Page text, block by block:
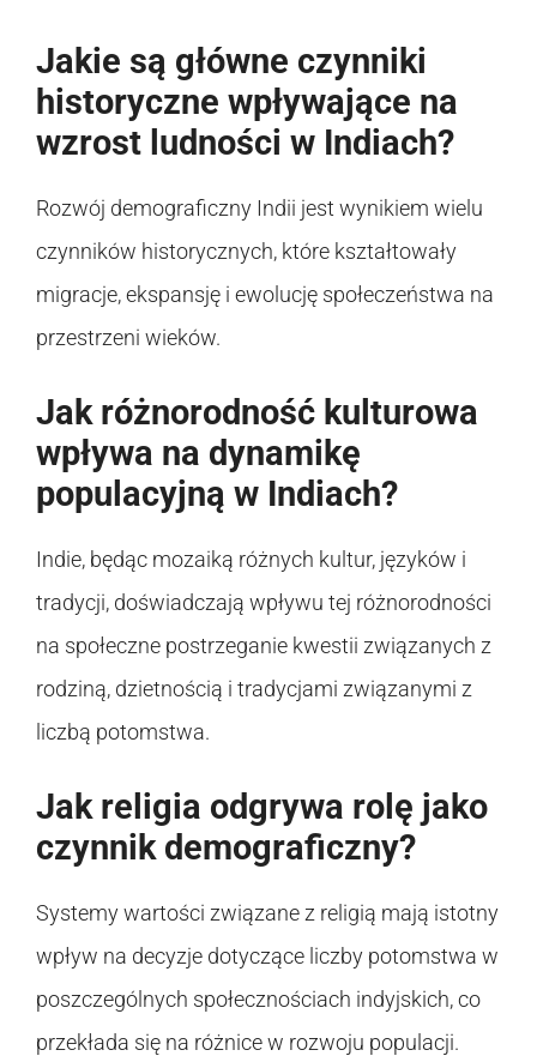
Jakie są główne czynniki
historyczne wpływające na
wzrost ludności w Indiach?
Rozwój demograficzny Indii jest wynikiem wielu
czynników historycznych, które kształtowały
migracje, ekspansję i ewolucję społeczeństwa na
przestrzeni wieków.
Jak różnorodność kulturowa
wpływa na dynamikę
populacyjną w Indiach?
Indie, będąc mozaiką różnych kultur, języków i
tradycji, doświadczają wpływu tej różnorodności
na społeczne postrzeganie kwestii związanych z
rodziną, dzietnością i tradycjami związanymi z
liczbą potomstwa.
Jak religia odgrywa rolę jako
czynnik demograficzny?
Systemy wartości związane z religią mają istotny
wpływ na decyzje dotyczące liczby potomstwa w
poszczególnych społecznościach indyjskich, co
przekłada się na różnice w rozwoju populacji.